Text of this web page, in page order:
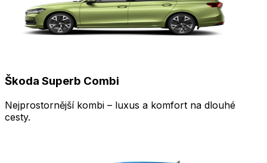
Škoda Superb Combi
Nejprostornější kombi – luxus a komfort na dlouhé
cesty.